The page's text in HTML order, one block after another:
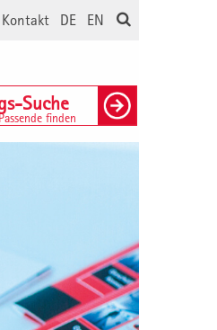
EN
DE
Kontakt
Suche
finden